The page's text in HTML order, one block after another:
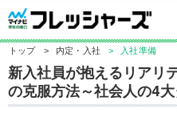
トップ > 内定・入社 > 入社準備
新入社員が抱えるリアリ
の克服方法～社会人の4大